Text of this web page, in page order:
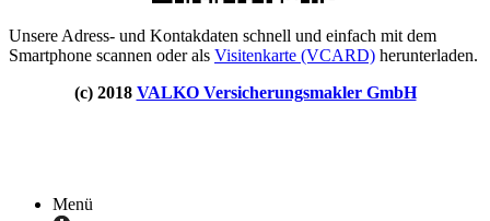
Unsere Adress- und Kontakdaten schnell und einfach mit dem
Smartphone scannen oder als Visitenkarte (VCARD) herunterladen.
(c) 2018 VALKO Versicherungsmakler GmbH
Menü